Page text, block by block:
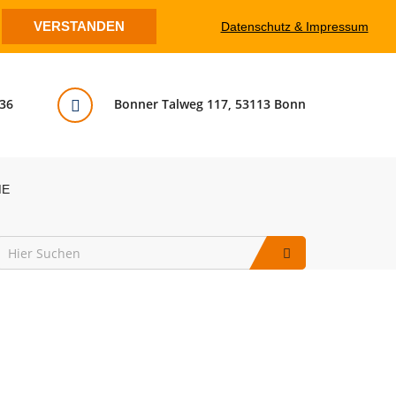
Bonner Talweg 117, 53113 Bonn
VERSTANDEN Datenschutz & Impressum